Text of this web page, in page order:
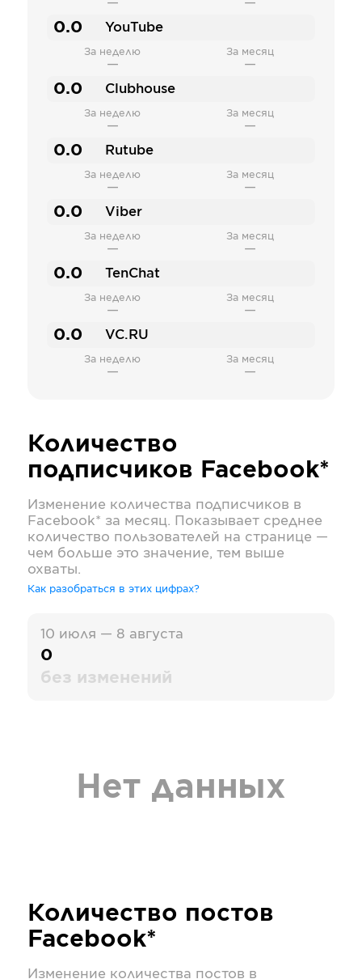
— —
0.0 YouTube
За неделю
—
За месяц
—
0.0 Clubhouse
За неделю
—
За месяц
—
0.0 Rutube
За неделю
—
За месяц
—
0.0 Viber
За неделю
—
За месяц
—
0.0 TenChat
За неделю
—
За месяц
—
0.0 VC.RU
За неделю
—
За месяц
—
Количество
подписчиков Facebook*
Изменение количества подписчиков в
Facebook* за месяц. Показывает среднее
количество пользователей на странице —
чем больше это значение, тем выше
охваты.
Как разобраться в этих цифрах?
10 июля — 8 августа
0
без изменений
Нет данных
Количество постов
Facebook*
Изменение количества постов в